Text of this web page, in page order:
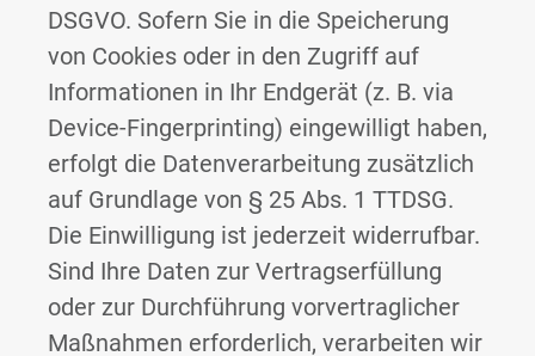
DSGVO. Sofern Sie in die Speicherung
von Cookies oder in den Zugriff auf
Informationen in Ihr Endgerät (z. B. via
Device-Fingerprinting) eingewilligt haben,
erfolgt die Datenverarbeitung zusätzlich
auf Grundlage von § 25 Abs. 1 TTDSG.
Die Einwilligung ist jederzeit widerrufbar.
Sind Ihre Daten zur Vertragserfüllung
oder zur Durchführung vorvertraglicher
Maßnahmen erforderlich, verarbeiten wir